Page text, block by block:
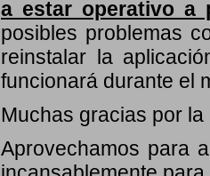
a estar operativo a
posibles problemas
reinstalar la
funcionará durante el
Muchas gracias por
Aprovechamos para